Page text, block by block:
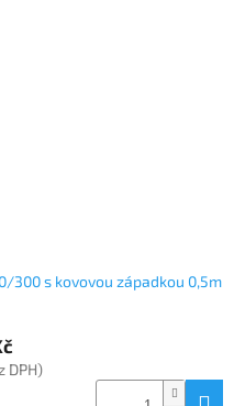
300 s kovovou západkou 0,5m
DPH)